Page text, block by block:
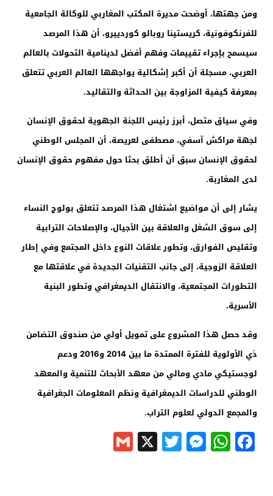
ومن جهتها، أوضحت مديرة المكتب المغاربي للوكالة الجامعية
للفرنكوفونية، كريستينا روبالو كوردييرو، أن هذا المرصد
سيسمح بإجراء تقييمات وفهم أفضل لدينامية التحولات بالعالم
العربي، مسجلة أن أكبر إشكالية يواجهها العالم العربي تتعلق
بمعرفة كيفية المزاوجة بين الحداثة والتقاليد.
وفي سياق متصل، أبرز رئيس اللجنة الجهوية لحقوق الإنسان
لجهة مراكش آسفي، مصطفى لعريصة، أن المجلس الوطني
لحقوق الإنسان سبق أن أطلق بحثا حول مفهوم حقوق الإنسان
لدى المغاربة.
يشار إلى أن مواضيع اشتغال هذا المرصد تتعلق بولوج النساء
إلى سوق الشغل والعلاقة بين الأجيال، والإصلاحات الترابية
وتقليص الفوارق، وتطور علاقات النوع داخل المجتمع وفي إطار
العلاقة الزوجية، إلى جانب التقنيات الجديدة في علاقتها مع
التطورات المجتمعية، والانتقال الديمغرافي وتطور البنية
الأسرية.
وقد حصل هذا المشروع على تمويل أولي من صندوق التضامن
ذي الأولوية للفترة الممتدة ما بين 2014 و2016 ودعم
لوجستيكي مادي ومالي من معهد الأبحاث للتنمية والمعهد
الوطني للدراسات الديمغرافية ونظم المعلومات الجغرافية
والمجمع الدولي لعلوم التراب.
Facebook
WhatsApp
Messenger
Twitter
X